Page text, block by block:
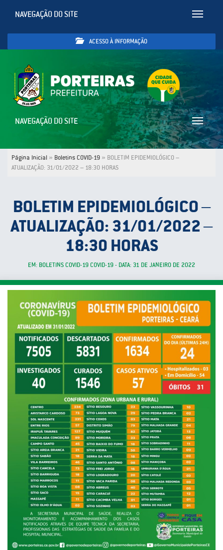
Toggle
NAVEGAÇÃO DO SITE
ACESSO À INFORMAÇÃO
Toggle
NAVEGAÇÃO DO SITE
Página Inicial » Boletins COVID-19 » BOLETIM EPIDEMIOLÓGICO –
ATUALIZAÇÃO: 31/01/2022 – 18:30 HORAS
BOLETIM EPIDEMIOLÓGICO –
ATUALIZAÇÃO: 31/01/2022 –
18:30 HORAS
EM: BOLETINS COVID-19 COVID-19 - DATA: 31 DE JANEIRO DE 2022